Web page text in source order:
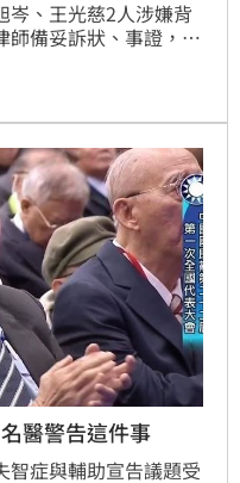
岑、王光慈2人涉嫌背
師備妥訴狀、事證，正
九辦公室主僕關係的
文曝光後引發熱議。
醫警告這件事
智症與輔助宣告議題受